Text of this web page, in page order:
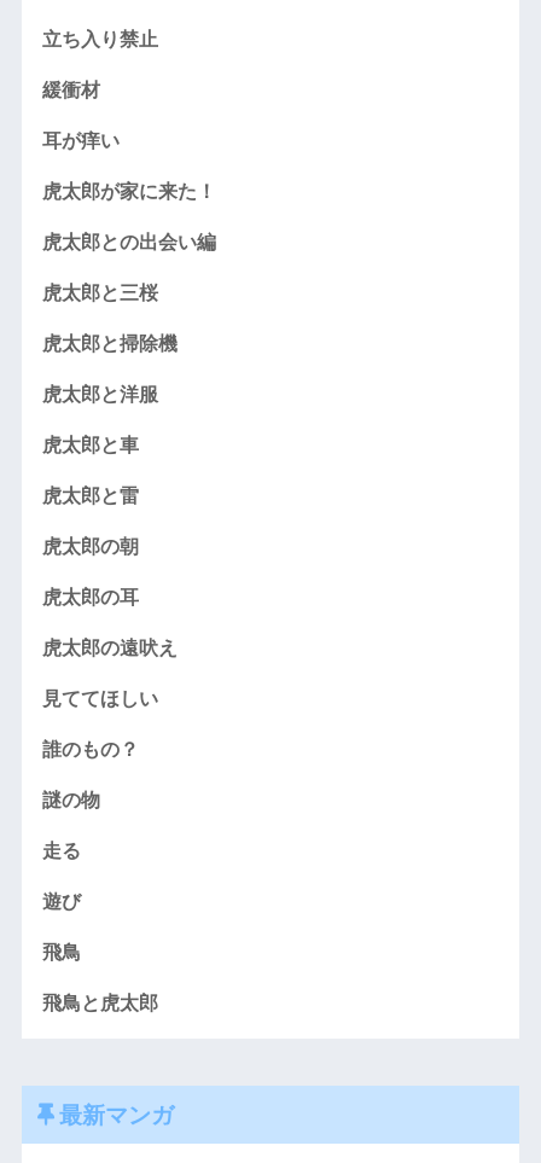
立ち入り禁止
緩衝材
耳が痒い
虎太郎が家に来た！
虎太郎との出会い編
虎太郎と三桜
虎太郎と掃除機
虎太郎と洋服
虎太郎と車
虎太郎と雷
虎太郎の朝
虎太郎の耳
虎太郎の遠吠え
見ててほしい
誰のもの？
謎の物
走る
遊び
飛鳥
飛鳥と虎太郎
最新マンガ